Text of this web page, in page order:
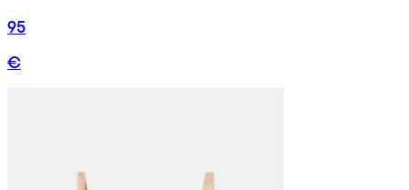
95
€